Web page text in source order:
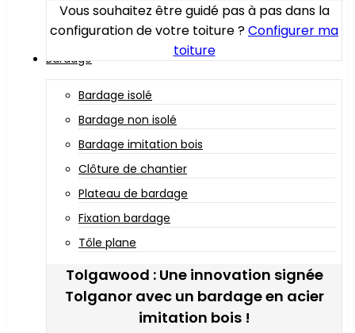
Vous souhaitez être guidé pas à pas dans la
configuration de votre toiture ?Configurer ma
toiture
Bardage
Bardage isolé
Bardage non isolé
Bardage imitation bois
Clôture de chantier
Plateau de bardage
Fixation bardage
Tôle plane
Tolgawood : Une innovation signée
Tolganor avec un bardage en acier
imitation bois !